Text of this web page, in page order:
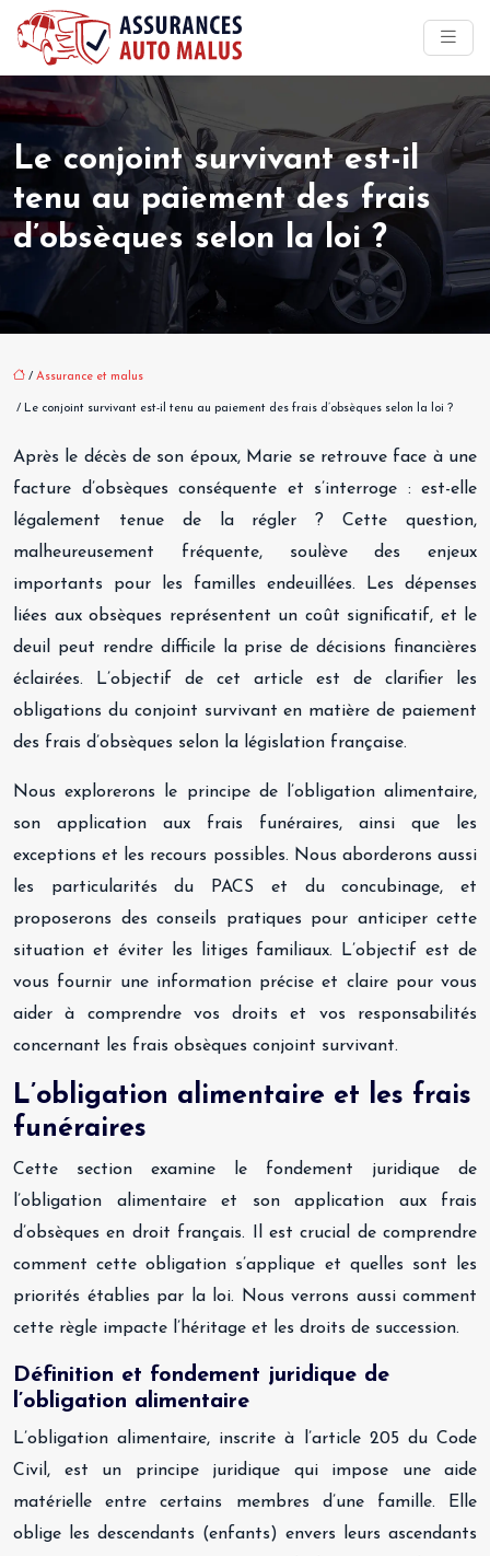
Le conjoint survivant est-il
tenu au paiement des frais
d’obsèques selon la loi ?
/ Assurance et malus
/ Le conjoint survivant est-il tenu au paiement des frais d’obsèques selon la loi ?
Après le décès de son époux, Marie se retrouve face à une
facture d’obsèques conséquente et s’interroge : est-elle
légalement tenue de la régler ? Cette question,
malheureusement fréquente, soulève des enjeux
importants pour les familles endeuillées. Les dépenses
liées aux obsèques représentent un coût significatif, et le
deuil peut rendre difficile la prise de décisions financières
éclairées. L’objectif de cet article est de clarifier les
obligations du conjoint survivant en matière de paiement
des frais d’obsèques selon la législation française.
Nous explorerons le principe de l’obligation alimentaire,
son application aux frais funéraires, ainsi que les
exceptions et les recours possibles. Nous aborderons aussi
les particularités du PACS et du concubinage, et
proposerons des conseils pratiques pour anticiper cette
situation et éviter les litiges familiaux. L’objectif est de
vous fournir une information précise et claire pour vous
aider à comprendre vos droits et vos responsabilités
concernant les frais obsèques conjoint survivant.
L’obligation alimentaire et les frais
funéraires
Cette section examine le fondement juridique de
l’obligation alimentaire et son application aux frais
d’obsèques en droit français. Il est crucial de comprendre
comment cette obligation s’applique et quelles sont les
priorités établies par la loi. Nous verrons aussi comment
cette règle impacte l’héritage et les droits de succession.
Définition et fondement juridique de
l’obligation alimentaire
L’obligation alimentaire, inscrite à l’article 205 du Code
Civil, est un principe juridique qui impose une aide
matérielle entre certains membres d’une famille. Elle
oblige les descendants (enfants) envers leurs ascendants